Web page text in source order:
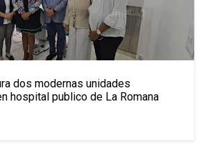
dos modernas unidades
hospital publico de La Romana